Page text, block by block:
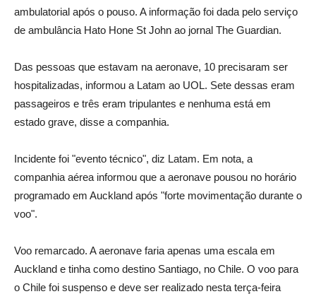
ambulatorial após o pouso. A informação foi dada pelo serviço
de ambulância Hato Hone St John ao jornal The Guardian.
Das pessoas que estavam na aeronave, 10 precisaram ser
hospitalizadas, informou a Latam ao UOL. Sete dessas eram
passageiros e três eram tripulantes e nenhuma está em
estado grave, disse a companhia.
Incidente foi "evento técnico", diz Latam. Em nota, a
companhia aérea informou que a aeronave pousou no horário
programado em Auckland após "forte movimentação durante o
voo".
Voo remarcado. A aeronave faria apenas uma escala em
Auckland e tinha como destino Santiago, no Chile. O voo para
o Chile foi suspenso e deve ser realizado nesta terça-feira